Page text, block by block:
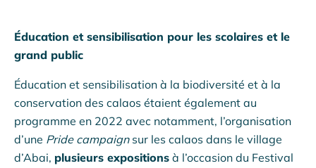
Éducation et sensibilisation pour les scolaires et le
grand public
Éducation et sensibilisation à la biodiversité et à la
conservation des calaos étaient également au
programme en 2022 avec notamment, l’organisation
d’une Pride campaignsur les calaos dans le village
d’Abai, plusieurs expositions à l’occasion du Festival